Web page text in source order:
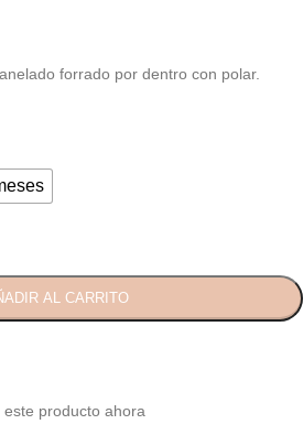
forrado por dentro con polar.
AL CARRITO
producto ahora